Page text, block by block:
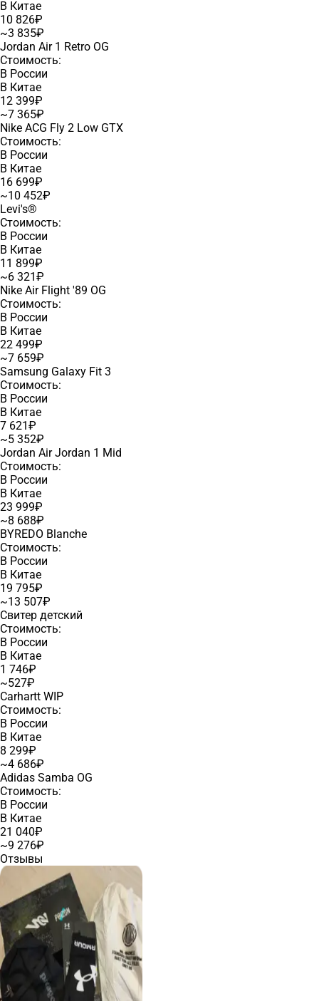
В Китае
10 826₽
~3 835₽
Jordan Air 1 Retro OG
Стоимость:
В России
В Китае
12 399₽
~7 365₽
Nike ACG Fly 2 Low GTX
Стоимость:
В России
В Китае
16 699₽
~10 452₽
Levi's®
Стоимость:
В России
В Китае
11 899₽
~6 321₽
Nike Air Flight '89 OG
Стоимость:
В России
В Китае
22 499₽
~7 659₽
Samsung Galaxy Fit 3
Стоимость:
В России
В Китае
7 621₽
~5 352₽
Jordan Air Jordan 1 Mid
Стоимость:
В России
В Китае
23 999₽
~8 688₽
BYREDO Blanche
Стоимость:
В России
В Китае
19 795₽
~13 507₽
Свитер детский
Стоимость:
В России
В Китае
1 746₽
~527₽
Carhartt WIP
Стоимость:
В России
В Китае
8 299₽
~4 686₽
Adidas Samba OG
Стоимость:
В России
В Китае
21 040₽
~9 276₽
Отзывы